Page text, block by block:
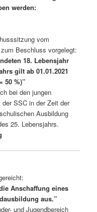
werden:
vom
Beschluss vorgelegt:
18. Lebensjahr
gilt ab 01.01.2021
50 %)”
bei den jungen
SSC in der Zeit der
Ausbildung
25. Lebensjahrs.
Anschaffung eines
aus.”
und Jugendbereich